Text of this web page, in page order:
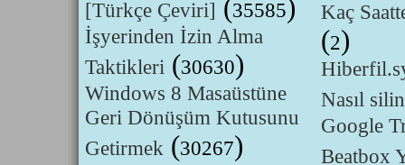
[Türkçe Çeviri] (35585)
İşyerinden İzin Alma
Taktikleri (30630)
Windows 8 Masaüstüne
Geri Dönüşüm Kutusunu
Getirmek (30267)
Kaç
(2)
Nasıl
Google
Beatbox